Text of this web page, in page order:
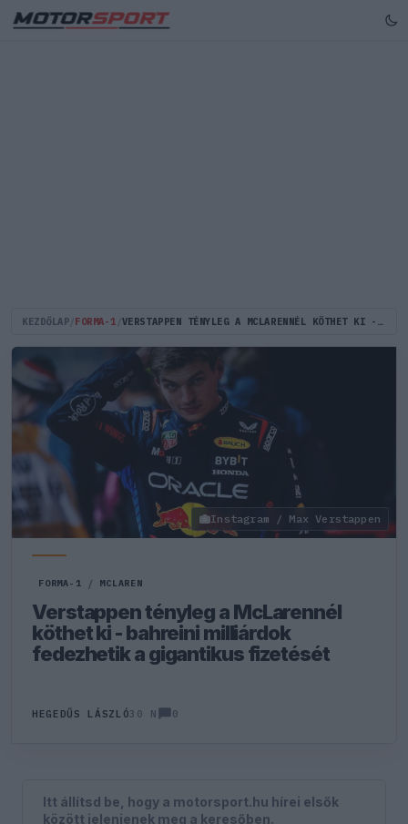
KEZDŐLAP FORMA-1 VERSTAPPEN TÉNYLEG A MCLARENNÉL KÖTHET KI - BAHREINI MILLIÁRDOK FEDEZHETIK A GIGANTIKUS FIZETÉSÉT
Instagram / Max Verstappen
FORMA-1 / MCLAREN
Verstappen tényleg a McLarennél
köthet ki - bahreini milliárdok
fedezhetik a gigantikus fizetését
HEGEDŰS LÁSZLÓ30 N 0
Itt állítsd be, hogy a motorsport.hu hírei elsők
között jelenjenek meg a keresőben.